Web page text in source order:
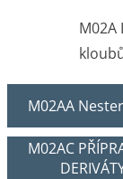
M02A
M02AA
M02AC